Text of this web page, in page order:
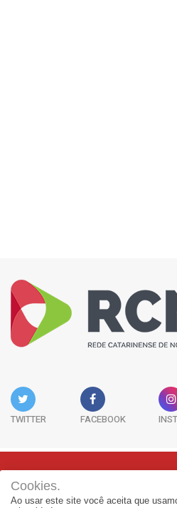
TWITTER FACEBOOK
Rua Adolfo Melo, 38 - Sala 902 -
88015-
Cookies.
Ao usar este site você aceita que